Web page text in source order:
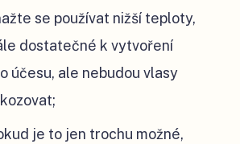
se používat nižší teploty,
dostatečné k vytvoření
účesu, ale nebudou vlasy
je to jen trochu možné,